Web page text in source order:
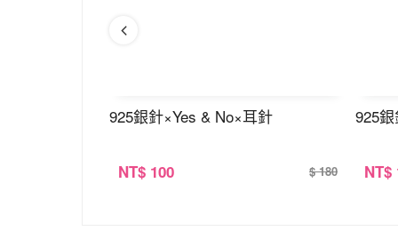
925銀針×Yes & No×耳針
NT$ 100 $ 180
925
NT$